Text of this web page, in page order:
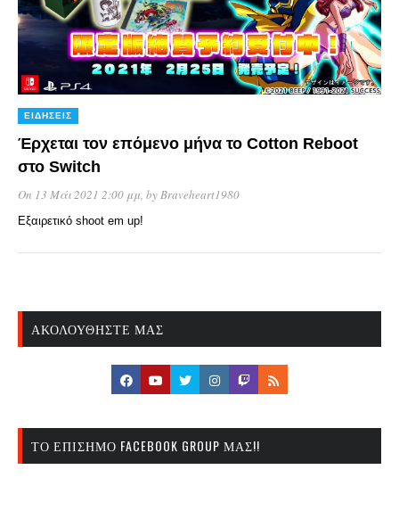
ΕΙΔΉΣΕΙΣ
Έρχεται τον επόμενο μήνα το Cotton Reboot
στο Switch
On 13 Μάι 2021 2:00 μμ, byBraveheart1980
Εξαιρετικό shoot em up!
ΑΚΟΛΟΥΘΉΣΤΕ ΜΑΣ
ΤΟ ΕΠΊΣΗΜΟ FACEBOOK GROUP ΜΑΣ!!